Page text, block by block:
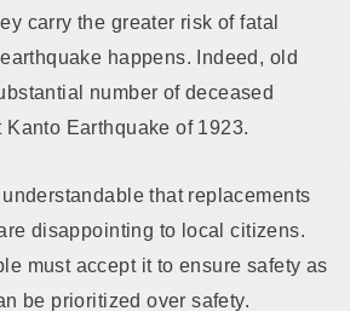
carry the greater risk of fatal
happens. Indeed, old
number of deceased
Earthquake of 1923.
that replacements
disappointing to local citizens.
must accept it to ensure safety as
be prioritized over safety.